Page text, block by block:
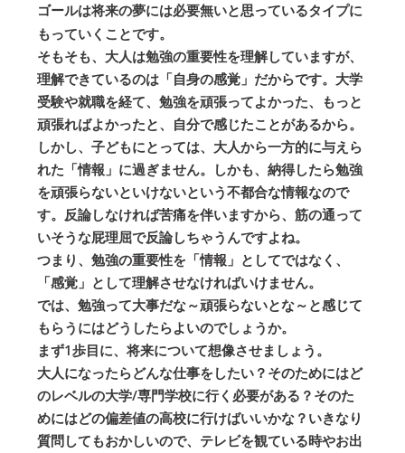
ゴールは将来の夢には必要無いと思っているタイプに
もっていくことです。
そもそも、大人は勉強の重要性を理解していますが、
理解できているのは「自身の感覚」だからです。大学
受験や就職を経て、勉強を頑張ってよかった、もっと
頑張ればよかったと、自分で感じたことがあるから。
しかし、子どもにとっては、大人から一方的に与えら
れた「情報」に過ぎません。しかも、納得したら勉強
を頑張らないといけないという不都合な情報なので
す。反論しなければ苦痛を伴いますから、筋の通って
いそうな屁理屈で反論しちゃうんですよね。
つまり、勉強の重要性を「情報」としてではなく、
「感覚」として理解させなければいけません。
では、勉強って大事だな～頑張らないとな～と感じて
もらうにはどうしたらよいのでしょうか。
まず1歩目に、将来について想像させましょう。
大人になったらどんな仕事をしたい？そのためにはど
のレベルの大学/専門学校に行く必要がある？そのた
めにはどの偏差値の高校に行けばいいかな？いきなり
質問してもおかしいので、テレビを観ている時やお出